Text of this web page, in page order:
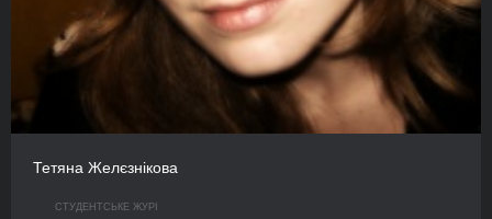
Тетяна Желєзнікова
СТУДЕНТСЬКЕ ЖУРІ